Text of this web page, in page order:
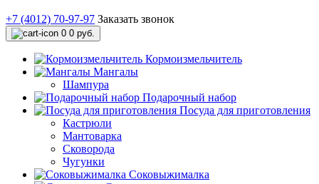
+7 (4012) 70-97-97 Заказать звонок
0 0 руб.
Кормоизмельчитель
Мангалы
Шампура
Подарочный набор
Посуда для приготовления
Кастрюли
Мантоварка
Сковорода
Чугунки
Соковыжималка